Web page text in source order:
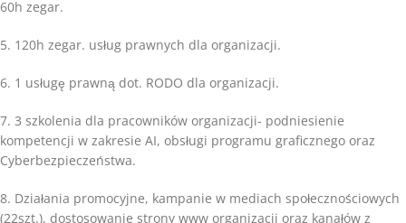
60h zegar.
5. 120h zegar. usług prawnych dla organizacji.
6. 1 usługę prawną dot. RODO dla organizacji.
7. 3 szkolenia dla pracowników organizacji- podniesienie
kompetencji w zakresie AI, obsługi programu graficznego oraz
Cyberbezpieczeństwa.
8. Działania promocyjne, kampanie w mediach społecznościowych
(22szt.), dostosowanie strony www organizacji oraz kanałów z